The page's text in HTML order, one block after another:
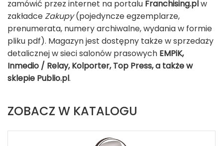
zamówić przez internet na portalu Franchising.plw
zakładceZakupy(pojedyncze egzemplarze,
prenumerata, numery archiwalne, wydania w formie
pliku pdf). Magazyn jest dostępny także w sprzedaży
detalicznej w sieci salonów prasowych EMPiK,
Inmedio / Relay, Kolporter, Top Press, a także w
sklepie Publio.pl.
ZOBACZ W KATALOGU